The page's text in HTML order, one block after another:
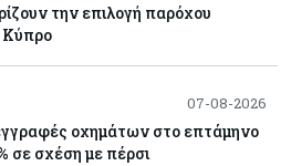
την επιλογή παρόχου
Κύπρο
07-08-2026
οχημάτων στο επτάμηνο
σε σχέση με πέρσι